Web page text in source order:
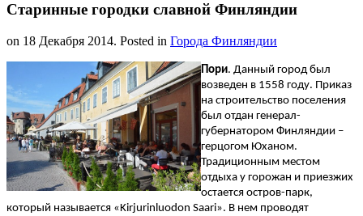
Старинные городки славной Финляндии
on 18 Декабря 2014. Posted in Города Финляндии
Пори. Данный город был
возведен в 1558 году. Приказ
на строительство поселения
был отдан генерал-
губернатором Финляндии –
герцогом Юханом.
Традиционным местом
отдыха у горожан и приезжих
остается остров-парк,
который называется «Kirjurinluodon Saari». В нем проводят